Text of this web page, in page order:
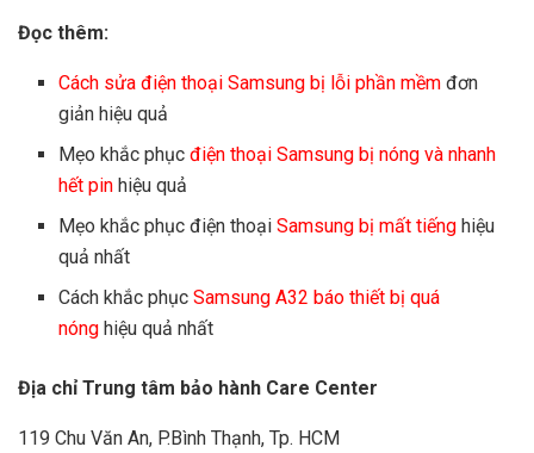
Đọc thêm:
Cách sửa điện thoại Samsung bị lỗi phần mềm đơn
giản hiệu quả
Mẹo khắc phục điện thoại Samsung bị nóng và nhanh
hết pin hiệu quả
Mẹo khắc phục điện thoại Samsung bị mất tiếng hiệu
quả nhất
Cách khắc phục Samsung A32 báo thiết bị quá
nóng hiệu quả nhất
Địa chỉ Trung tâm bảo hành Care Center
119 Chu Văn An, P.Bình Thạnh, Tp. HCM